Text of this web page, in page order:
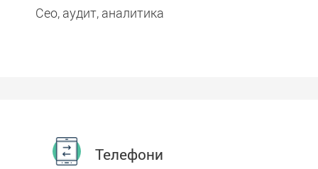
Сео, аудит, аналитика
Телефони